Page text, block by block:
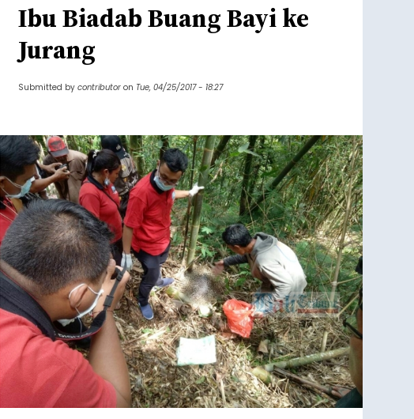
Ibu Biadab Buang Bayi ke
Jurang
Submitted by contributor on Tue, 04/25/2017 - 18:27